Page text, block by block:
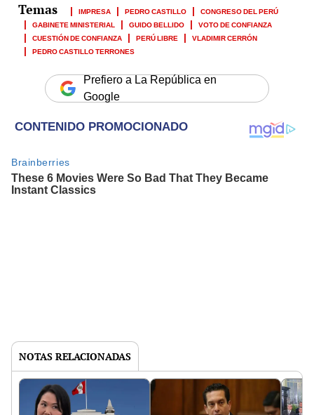
IMPRESA PEDRO CASTILLO
CONGRESO DEL PERÚ
GABINETE MINISTERIAL
GUIDO BELLIDO
VOTO DE CONFIANZA
CUESTIÓN DE CONFIANZA
PERÚ LIBRE
VLADIMIR CERRÓN
PEDRO CASTILLO TERRONES
Prefiero a La República en
Google
NOTAS RELACIONADAS